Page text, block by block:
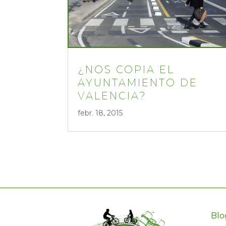
¿NOS COPIA EL
AYUNTAMIENTO DE
VALENCIA?
febr. 18, 2015